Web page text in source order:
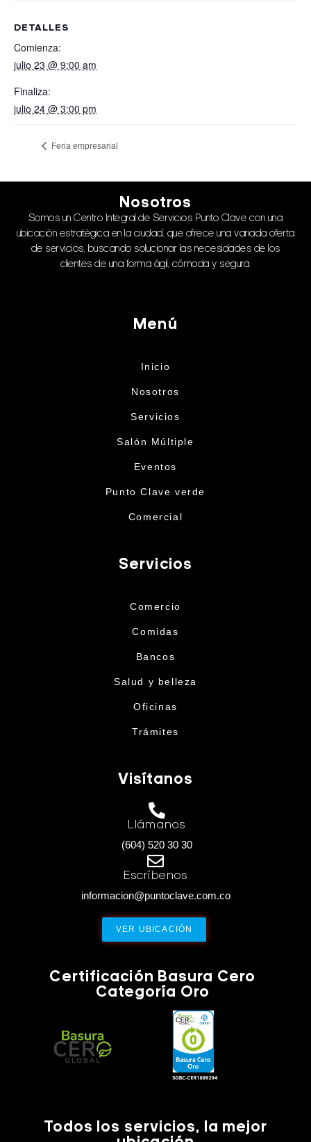
DETALLES
Comienza:
julio 23 @ 9:00 am
Finaliza:
julio 24 @ 3:00 pm
Feria empresarial
Nosotros
Somos un Centro Integral de Servicios Punto Clave con una
ubicación estratégica en la ciudad, que ofrece una variada oferta
de servicios, buscando solucionar las necesidades de los
clientes de una forma ágil, cómoda y segura.
Menú
Inicio
Nosotros
Servicios
Salón Múltiple
Eventos
Punto Clave verde
Comercial
Servicios
Comercio
Comidas
Bancos
Salud y belleza
Oficinas
Trámites
Visítanos
Llámanos
(604) 520 30 30
Escríbenos
informacion@puntoclave.com.co
VER UBICACIÓN
Certificación Basura Cero
Categoría Oro
Todos los servicios, la mejor